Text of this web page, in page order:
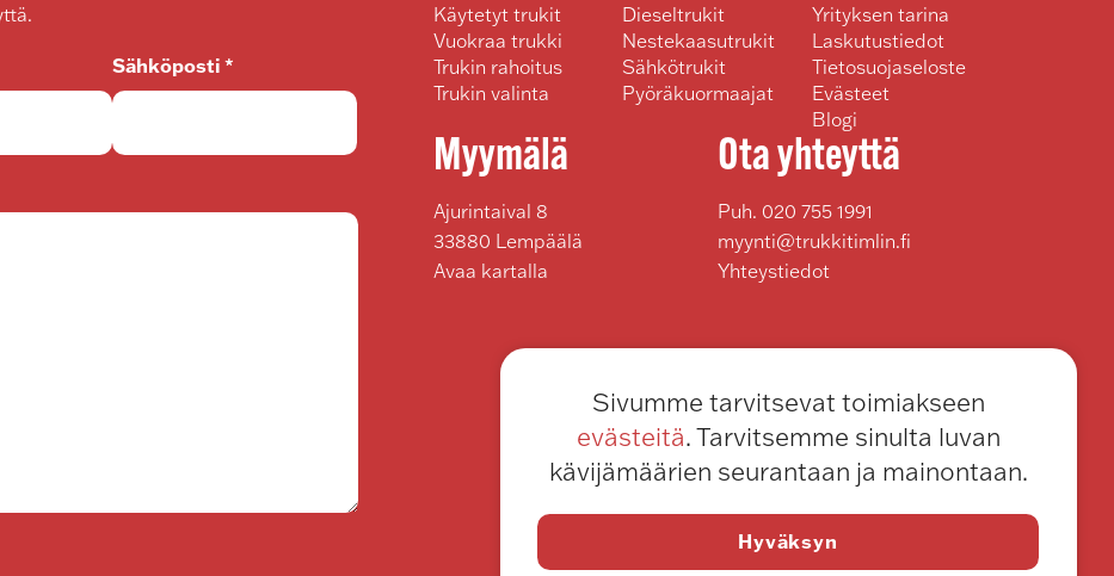
Sähköposti *
Käytetyt trukit
Vuokraa trukki
Trukin rahoitus
Trukin valinta
Dieseltrukit
Nestekaasutrukit
Sähkötrukit
Pyöräkuormaajat
Yrityksen tarina
Laskutustiedot
Tietosuojaseloste
Evästeet
Blogi
Myymälä
Ajurintaival 8
33880 Lempäälä
Avaa kartalla
Ota yhteyttä
Puh. 020 755 1991
myynti@trukkitimlin.fi
Yhteystiedot
Sivumme tarvitsevat toimiakseen
evästeitä. Tarvitsemme sinulta luvan
kävijämäärien seurantaan ja mainontaan.
Hyväksyn